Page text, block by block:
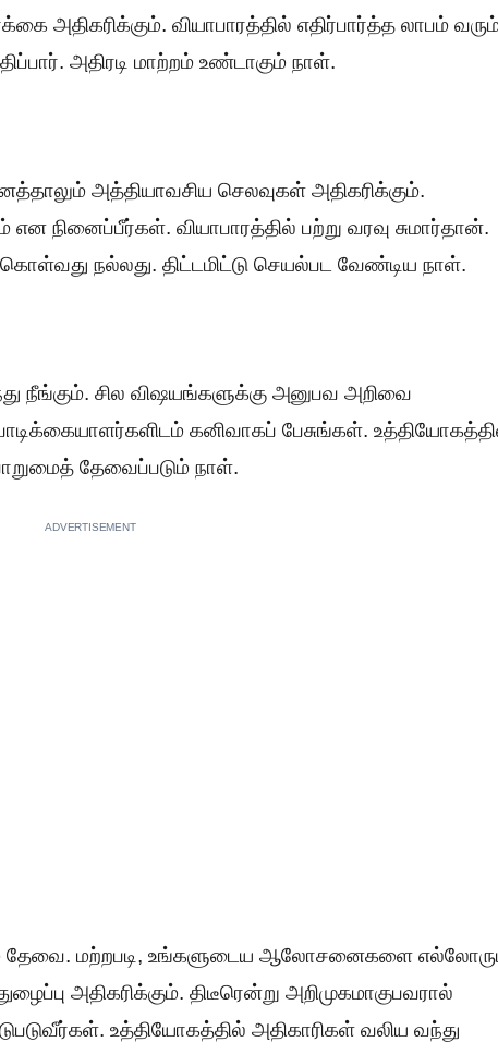
அதிகரிக்கும். வியாபாரத்தில் எதிர்பார்த்த லாபம்
அதிரடி மாற்றம் உண்டாகும் நாள்.
அத்தியாவசிய செலவுகள் அதிகரிக்கும்.
நினைப்பீர்கள்‌. வியாபாரத்தில் பற்று வரவு சுமார்தான்.
நல்லது. திட்டமிட்டு செயல்பட வேண்டிய நாள்.
நீங்கும். சில விஷயங்களுக்கு அனுபவ அறிவை
கனிவாகப் பேசுங்கள்.
தேவைப்படும் நாள்.
ADVERTISEMENT
தேவை. மற்றபடி, உங்களுடைய ஆலோசனைகளை
அதிகரிக்கும். திடீரென்று அறிமுகமாகுபவரால்
உத்தியோகத்தில் அதிகாரிகள் வலிய வந்து